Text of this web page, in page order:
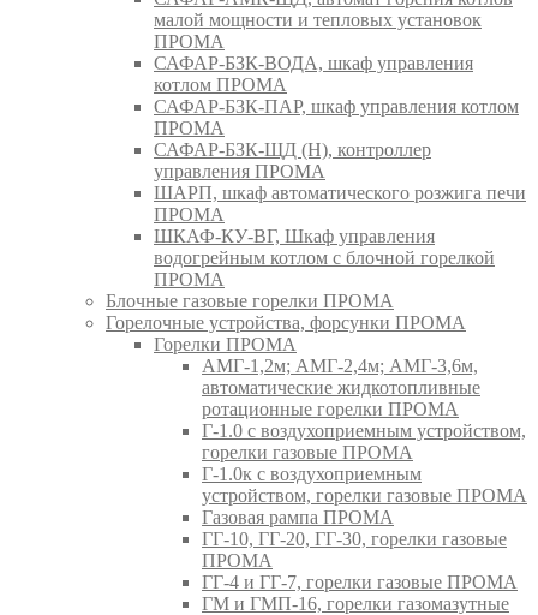
малой мощности и тепловых установок
ПРОМА
САФАР-БЗК-ВОДА, шкаф управления
котлом ПРОМА
САФАР-БЗК-ПАР, шкаф управления котлом
ПРОМА
САФАР-БЗК-ЩД (Н), контроллер
управления ПРОМА
ШАРП, шкаф автоматического розжига печи
ПРОМА
ШКАФ-КУ-ВГ, Шкаф управления
водогрейным котлом с блочной горелкой
ПРОМА
Блочные газовые горелки ПРОМА
Горелочные устройства, форсунки ПРОМА
Горелки ПРОМА
АМГ-1,2м; АМГ-2,4м; АМГ-3,6м,
автоматические жидкотопливные
ротационные горелки ПРОМА
Г-1.0 с воздухоприемным устройством,
горелки газовые ПРОМА
Г-1.0к с воздухоприемным
устройством, горелки газовые ПРОМА
Газовая рампа ПРОМА
ГГ-10, ГГ-20, ГГ-30, горелки газовые
ПРОМА
ГГ-4 и ГГ-7, горелки газовые ПРОМА
ГМ и ГМП-16, горелки газомазутные